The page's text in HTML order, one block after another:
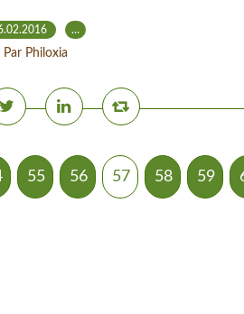
…
Par Philoxia
55 56 57 58 59